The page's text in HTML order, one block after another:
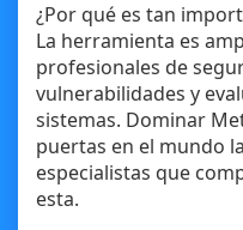
¿Por qué es tan
La herramienta es
profesionales de
vulnerabilidades y
sistemas. Dominar
puertas en el mundo
especialistas que
esta.